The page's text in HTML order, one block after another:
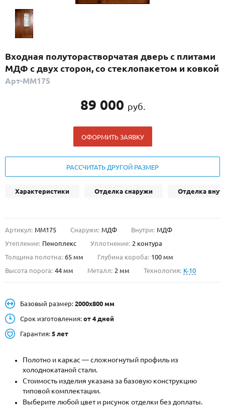
С реечным дизайном(29)
ПО НАЗНАЧЕНИЮ
ПО КОНСТРУКЦИИ
О НАС
Металлические двери от производителя с доставкой и установкой в
Москве и МО
НАЙТИ:
+7 (495) 411-44-41
INFO@META-M.RU
ЗАПРОСИТЬ РАСЧЕТ
Входная полуторастворчатая дверь с плитами
МДФ с двух сторон, со стеклопакетом и ковкой
Арт-ММ175
89 000 руб.
ОФОРМИТЬ ЗАЯВКУ
РАССЧИТАТЬ ДРУГОЙ РАЗМЕР
Характеристики Отделка снаружи Отделка
Артикул: ММ175 Снаружи: МДФ Внутри: МДФ
Утепление: Пеноплекс Уплотнение: 2 контура
Толщина полотна: 65 мм Глубина короба: 100 мм
Высота порога: 44 мм Металл: 2 мм Технология: K-10
Базовый размер: 2000х800 мм
Срок изготовления: от 4 дней
Гарантия: 5 лет
Полотно и каркас — сложногнутый профиль из
холоднокатаной стали.
Стоимость изделия указана за базовую конструкцию
типовой комплектации.
Выберите любой цвет и рисунок отделки без доплаты.